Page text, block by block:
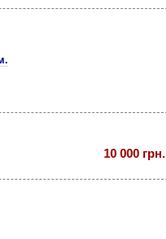
10 000 грн.